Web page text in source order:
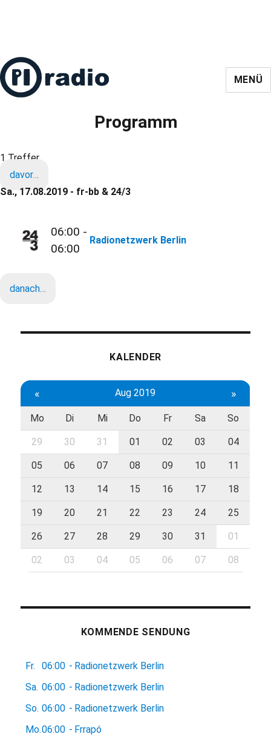
MENÜ
Programm
1 Treffer
davor…
Sa., 17.08.2019 - fr-bb & 24/3
06:00 -
06:00
Radionetzwerk Berlin
danach…
KALENDER
« Aug 2019 »
Mo Di Mi Do Fr Sa So
29 30 31 01 02 03 04
05 06 07 08 09 10 11
12 13 14 15 16 17 18
19 20 21 22 23 24 25
26 27 28 29 30 31 01
02 03 04 05 06 07 08
KOMMENDE SENDUNG
Fr. 06:00 - Radionetzwerk Berlin
Sa. 06:00 - Radionetzwerk Berlin
So. 06:00 - Radionetzwerk Berlin
Mo.06:00 - Frrapó